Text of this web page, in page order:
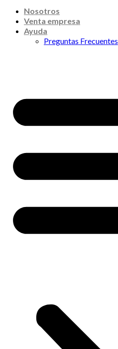
Nosotros
Venta empresa
Ayuda
Preguntas Frecuentes